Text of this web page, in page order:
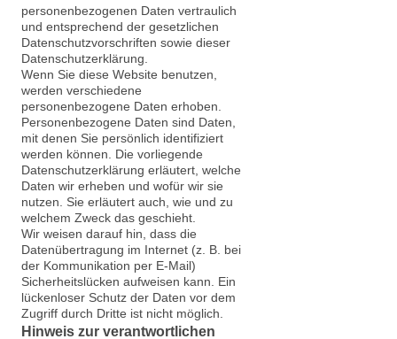
personenbezogenen Daten vertraulich
und entsprechend der gesetzlichen
Datenschutzvorschriften sowie dieser
Datenschutzerklärung.
Wenn Sie diese Website benutzen,
werden verschiedene
personenbezogene Daten erhoben.
Personenbezogene Daten sind Daten,
mit denen Sie persönlich identifiziert
werden können. Die vorliegende
Datenschutzerklärung erläutert, welche
Daten wir erheben und wofür wir sie
nutzen. Sie erläutert auch, wie und zu
welchem Zweck das geschieht.
Wir weisen darauf hin, dass die
Datenübertragung im Internet (z. B. bei
der Kommunikation per E-Mail)
Sicherheitslücken aufweisen kann. Ein
lückenloser Schutz der Daten vor dem
Zugriff durch Dritte ist nicht möglich.
Hinweis zur verantwortlichen